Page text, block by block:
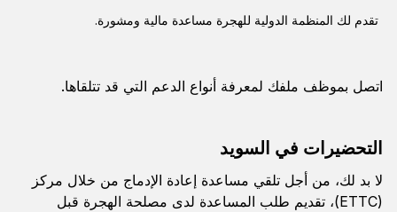
تقدم لك المنظمة الدولية للهجرة مساعدة مالية ومشورة.
اتصل بموظف ملفك لمعرفة أنواع الدعم التي قد تتلقاها.
التحضيرات في السويد
لا بد لك، من أجل تلقي مساعدة إعادة الإدماج من خلال مركز
(ETTC)، تقديم طلب المساعدة لدى مصلحة الهجرة قبل